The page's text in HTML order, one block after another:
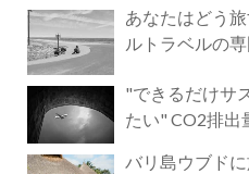
あなたはどう旅する？ ｜ 英
ルトラベルの
"できるだけサ
たい" CO2排出
バリ島ウブド